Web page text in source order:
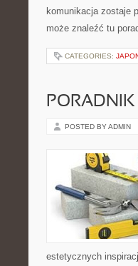
komunikacja zostaje
może znaleźć tu
CATEGORIES:
POSTED BY ADMIN
estetycznych